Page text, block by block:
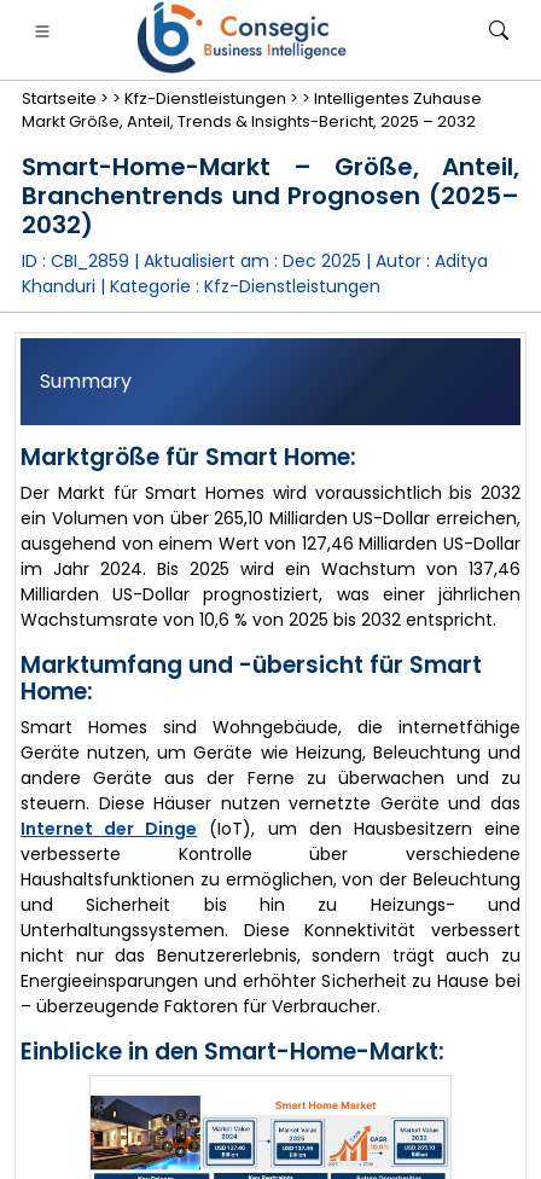
Finanzdienstleistungen und Versicherungen
• Fallstudien
Startseite > > Kfz-Dienstleistungen > > Intelligentes Zuhause
Markt Größe, Anteil, Trends & Insights-Bericht, 2025 – 2032
Smart-Home-Markt – Größe, Anteil,
Branchentrends und Prognosen (2025–
2032)
ID : CBI_2859 | Aktualisiert am : Dec 2025 | Autor : Aditya
Khanduri | Kategorie : Kfz-Dienstleistungen
Summary
Marktgröße für Smart Home:
Der Markt für Smart Homes wird voraussichtlich bis 2032
ein Volumen von über 265,10 Milliarden US-Dollar erreichen,
ausgehend von einem Wert von 127,46 Milliarden US-Dollar
im Jahr 2024. Bis 2025 wird ein Wachstum von 137,46
Milliarden US-Dollar prognostiziert, was einer jährlichen
Wachstumsrate von 10,6 % von 2025 bis 2032 entspricht.
Marktumfang und -übersicht für Smart
Home:
Smart Homes sind Wohngebäude, die internetfähige
Geräte nutzen, um Geräte wie Heizung, Beleuchtung und
andere Geräte aus der Ferne zu überwachen und zu
steuern. Diese Häuser nutzen vernetzte Geräte und das
Internet der Dinge (IoT), um den Hausbesitzern eine
verbesserte Kontrolle über verschiedene
Haushaltsfunktionen zu ermöglichen, von der Beleuchtung
und Sicherheit bis hin zu Heizungs- und
Unterhaltungssystemen. Diese Konnektivität verbessert
nicht nur das Benutzererlebnis, sondern trägt auch zu
Energieeinsparungen und erhöhter Sicherheit zu Hause bei
– überzeugende Faktoren für Verbraucher.
Einblicke in den Smart-Home-Markt: